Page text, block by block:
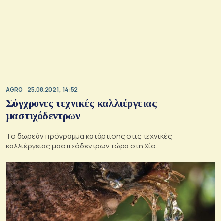
AGRO 25.08.2021, 14:52
Σύγχρονες τεχνικές καλλιέργειας
μαστιχόδεντρων
Το δωρεάν πρόγραμμα κατάρτισης στις τεχνικές
καλλιέργειας μαστιχόδεντρων τώρα στη Χίο.